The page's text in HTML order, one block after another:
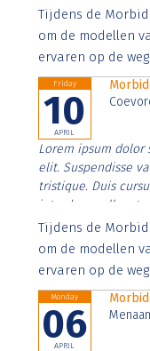
Aenean faucibus
imperdiet. Nunc
Tijdens de
om de modellen
ervaren op de weg
Friday
10
APRIL
Lorem ipsum dolor
elit. Suspendisse
tristique. Duis
interdum nulla, ut
Aenean faucibus
imperdiet. Nunc
Tijdens de
om de modellen
ervaren op de weg
Monday
06
APRIL